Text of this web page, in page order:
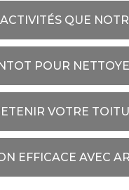
QUE
POUR
VOTRE
EFFICACE AVEC